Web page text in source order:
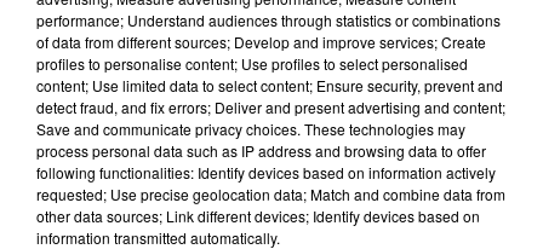
A LA UNE Voir plus
performance; Understand audiences through statistics or combinations
of data from different sources; Develop and improve services; Create
profiles to personalise content; Use profiles to select personalised
content; Use limited data to select content; Ensure security, prevent and
detect fraud, and fix errors; Deliver and present advertising and content;
Save and communicate privacy choices. These technologies may
process personal data such as IP address and browsing data to offer
following functionalities: Identify devices based on information actively
requested; Use precise geolocation data; Match and combine data from
other data sources; Link different devices; Identify devices based on
information transmitted automatically.